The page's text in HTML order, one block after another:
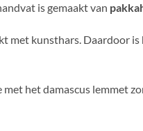
is gemaakt van
kunsthars. Daardoor
het damascus lemmet